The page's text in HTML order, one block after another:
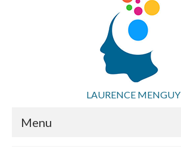
LAURENCE MENGUY
Menu